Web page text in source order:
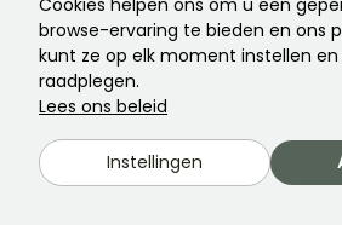
Cookies helpen ons om u een
browse-ervaring te bieden en ons
kunt ze op elk moment instellen
raadplegen.
Lees ons beleid
Instellingen
Dit formulier wordt beschermd door reCAPTCHA:
de gebruiksvoorwaarden